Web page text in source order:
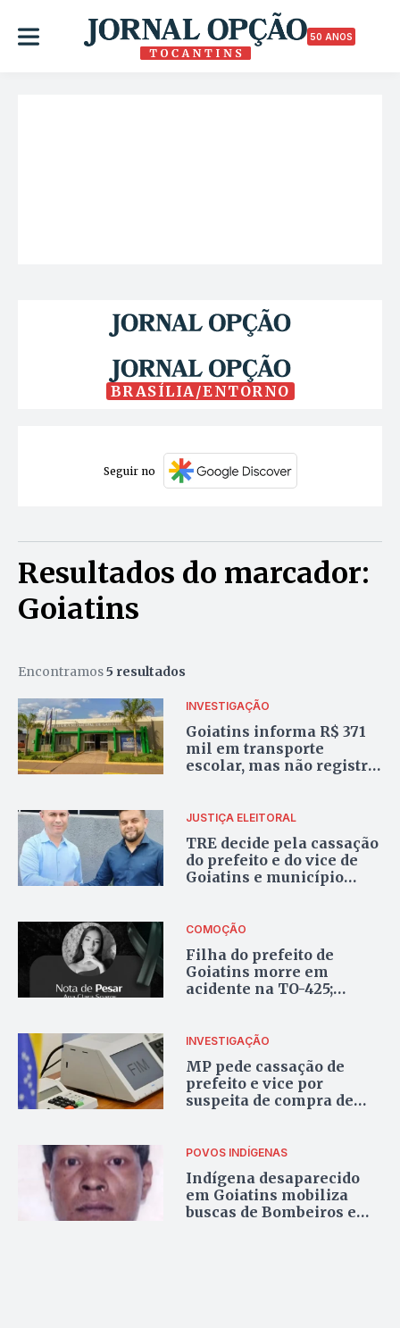
50 ANOS
BRASÍLIA/ENTORNO
Seguir no
Resultados do marcador:
Goiatins
Encontramos5 resultados
INVESTIGAÇÃO
Goiatins informa R$ 371
mil em transporte
escolar, mas não registra
JUSTIÇA ELEITORAL
TRE decide pela cassação
do prefeito e do vice de
Goiatins e município
COMOÇÃO
Filha do prefeito de
Goiatins morre em
acidente na TO-425;
INVESTIGAÇÃO
MP pede cassação de
prefeito e vice por
suspeita de compra de
POVOS INDÍGENAS
Indígena desaparecido
em Goiatins mobiliza
buscas de Bombeiros e